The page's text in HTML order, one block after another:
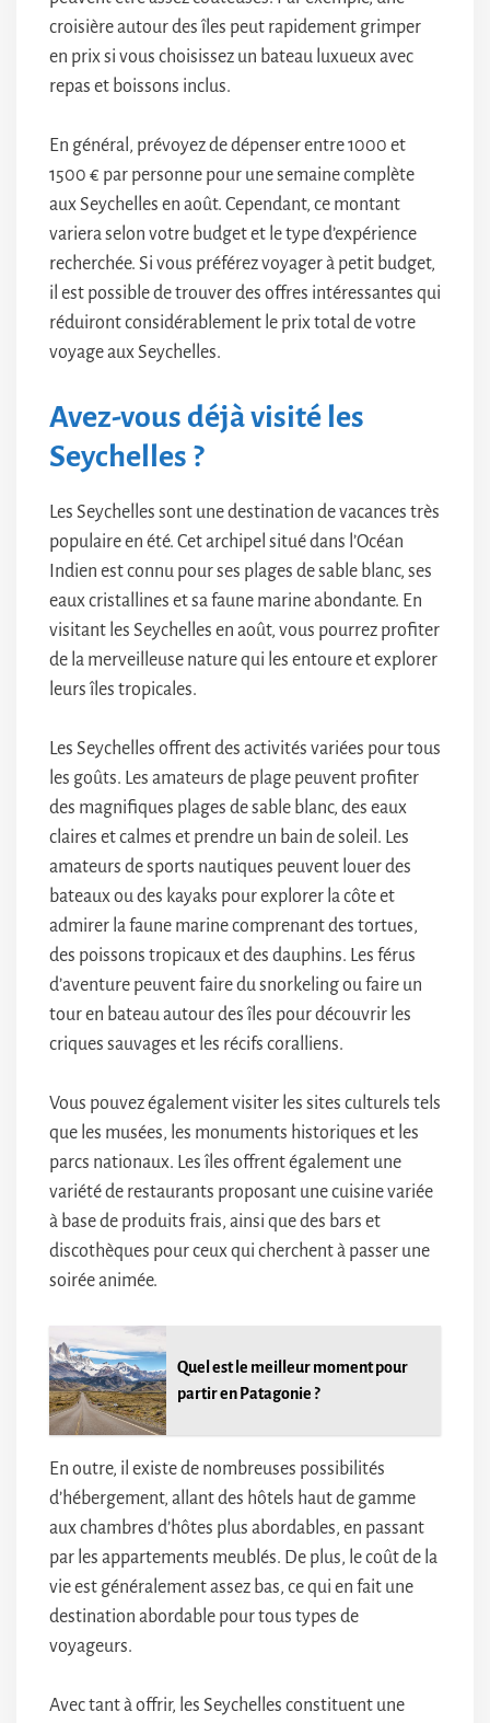
croisière autour des îles peut rapidement grimper
en prix si vous choisissez un bateau luxueux avec
repas et boissons inclus.
En général, prévoyez de dépenser entre 1000 et
1500 € par personne pour une semaine complète
aux Seychelles en août. Cependant, ce montant
variera selon votre budget et le type d’expérience
recherchée. Si vous préférez voyager à petit budget,
il est possible de trouver des offres intéressantes qui
réduiront considérablement le prix total de votre
voyage aux Seychelles.
Avez-vous déjà visité les
Seychelles ?
Les Seychelles sont une destination de vacances très
populaire en été. Cet archipel situé dans l’Océan
Indien est connu pour ses plages de sable blanc, ses
eaux cristallines et sa faune marine abondante. En
visitant les Seychelles en août, vous pourrez profiter
de la merveilleuse nature qui les entoure et explorer
leurs îles tropicales.
Les Seychelles offrent des activités variées pour tous
les goûts. Les amateurs de plage peuvent profiter
des magnifiques plages de sable blanc, des eaux
claires et calmes et prendre un bain de soleil. Les
amateurs de sports nautiques peuvent louer des
bateaux ou des kayaks pour explorer la côte et
admirer la faune marine comprenant des tortues,
des poissons tropicaux et des dauphins. Les férus
d’aventure peuvent faire du snorkeling ou faire un
tour en bateau autour des îles pour découvrir les
criques sauvages et les récifs coralliens.
Vous pouvez également visiter les sites culturels tels
que les musées, les monuments historiques et les
parcs nationaux. Les îles offrent également une
variété de restaurants proposant une cuisine variée
à base de produits frais, ainsi que des bars et
discothèques pour ceux qui cherchent à passer une
soirée animée.
Quel est le meilleur moment pour
partir en Patagonie ?
En outre, il existe de nombreuses possibilités
d’hébergement, allant des hôtels haut de gamme
aux chambres d’hôtes plus abordables, en passant
par les appartements meublés. De plus, le coût de la
vie est généralement assez bas, ce qui en fait une
destination abordable pour tous types de
voyageurs.
Avec tant à offrir, les Seychelles constituent une